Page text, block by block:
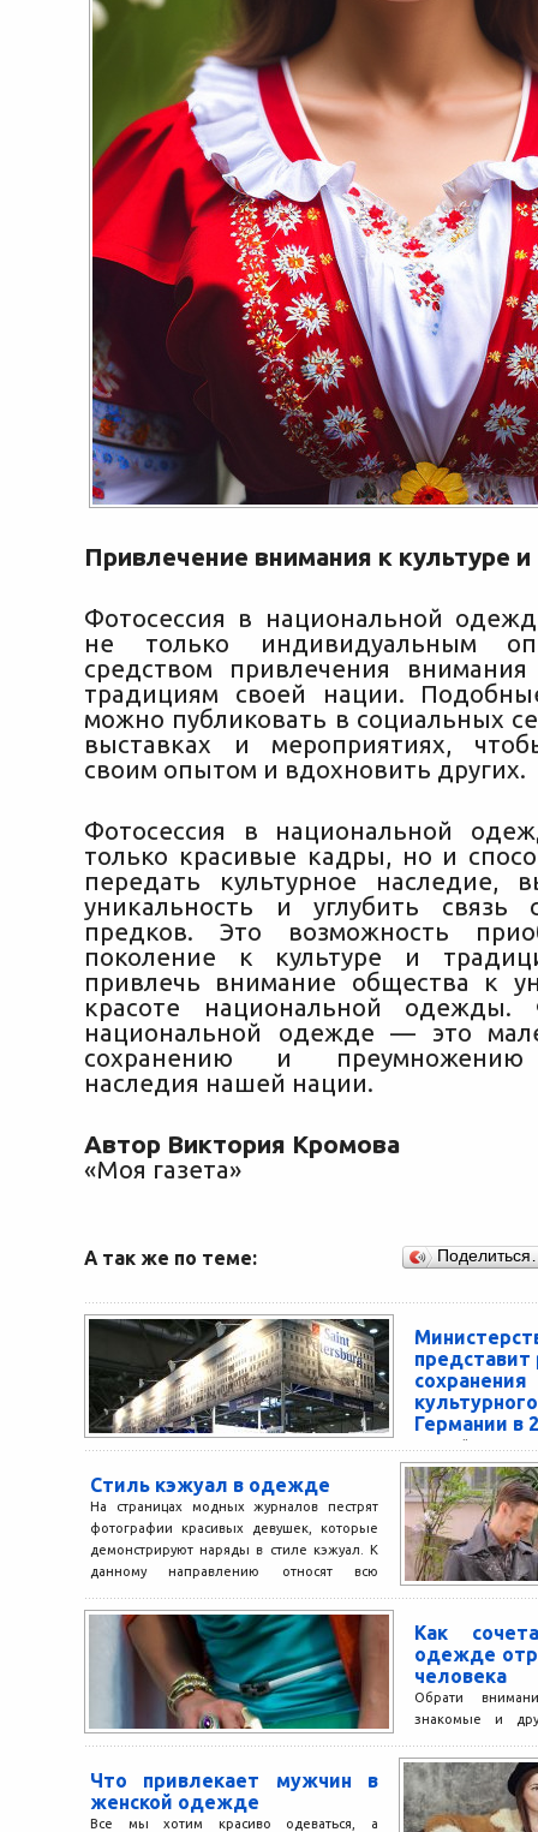
Привлечение внимания к культуре
Фотосессия в национальной
не только индивидуальным
средством привлечения
традициям своей нации.
можно публиковать в социальных
выставках и мероприятиях,
своим опытом и вдохновить других.
Фотосессия в национальной
только красивые кадры, но и
передать культурное наследие,
уникальность и углубить связь
предков. Это возможность
поколение к культуре и
привлечь внимание общества к
красоте национальной одежды.
национальной одежде — это
сохранению и преумножению
наследия нашей нации.
Автор Виктория Кромова
«Моя газета»
А так же по теме:
представит
Германии в
В Лейпциге
«Протокола о
выставки
выставка по
памятников и
Стиль кэжуал в одежде
На страницах модных журналов пестрят
фотографии красивых девушек, которые
демонстрируют наряды в стиле кэжуал. К
данному направлению относят всю
Как
одежде
человека
Обрати
знакомые и
прояснить об
Что привлекает мужчин в
женской одежде
Все мы хотим красиво одеваться, а